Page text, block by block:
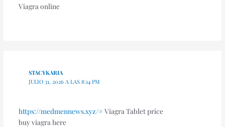
Viagra online
STACYKARIA
JULIO 31, 2026 A LAS 8:14 PM
https://medmennews.xyz/# Viagra Tablet price
buy viagra here